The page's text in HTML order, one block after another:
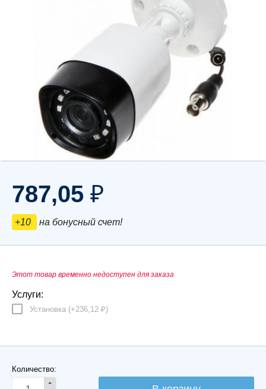
787,05 ₽
+10 на бонусный счет!
Этот товар временно недоступен для заказа
Услуги:
Установка (+236,12 ₽)
Количество: